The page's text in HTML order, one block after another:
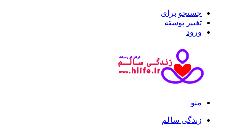
جستجو برای
تغییر پوسته
ورود
منو
زندگی سالم